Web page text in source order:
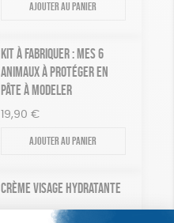
Ajouter au panier
KIT À FABRIQUER : MES 6
ANIMAUX À PROTÉGER EN
PÂTE À MODELER
19,90 €
Ajouter au panier
CRÈME VISAGE HYDRATANTE